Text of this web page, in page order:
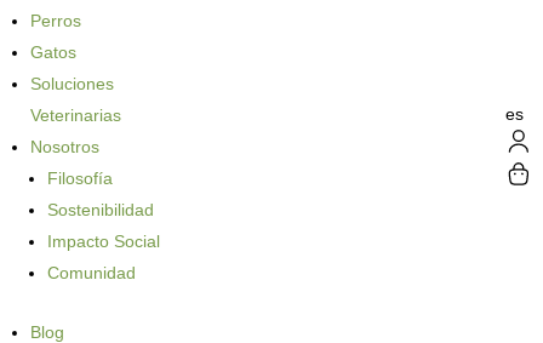
Perros
Gatos
Soluciones
Veterinarias
Nosotros
Filosofía
Sostenibilidad
Impacto Social
Comunidad
Blog
es